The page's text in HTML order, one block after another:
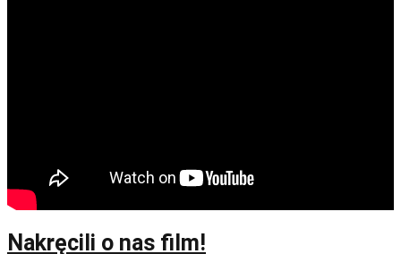
Nakręcili o nas film!